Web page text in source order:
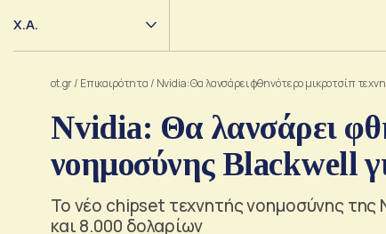
Χ.Α.
ot.gr/ Επικαιρότητα / Nvidia: Θα λανσάρει φθηνότερο μικροτσίπ
Nvidia: Θα λανσάρει
νοημοσύνης Blackwell
Το νέο chipset τεχνητής νοημοσύνης της
και 8.000 δολαρίων